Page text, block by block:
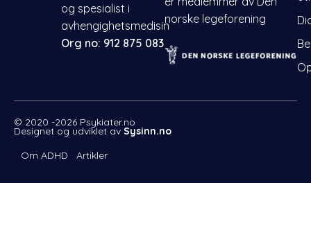
og spesialist i
avhengighetsmedisin
Org no: 912 875 083
norske legeforening
© 2020 -2026 Psykiater.no
Designet og udviklet av Sysinn.no
Om ADHD
Artikler